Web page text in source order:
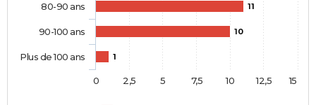
11
10
1
80-90 ans
90-100 ans
Plus de 100 ans
0 2,5 5 7,5 10 12,5 15